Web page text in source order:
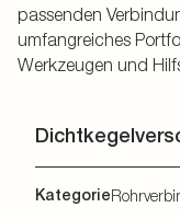
passenden
umfangreiches
Werkzeugen und
Kategorie